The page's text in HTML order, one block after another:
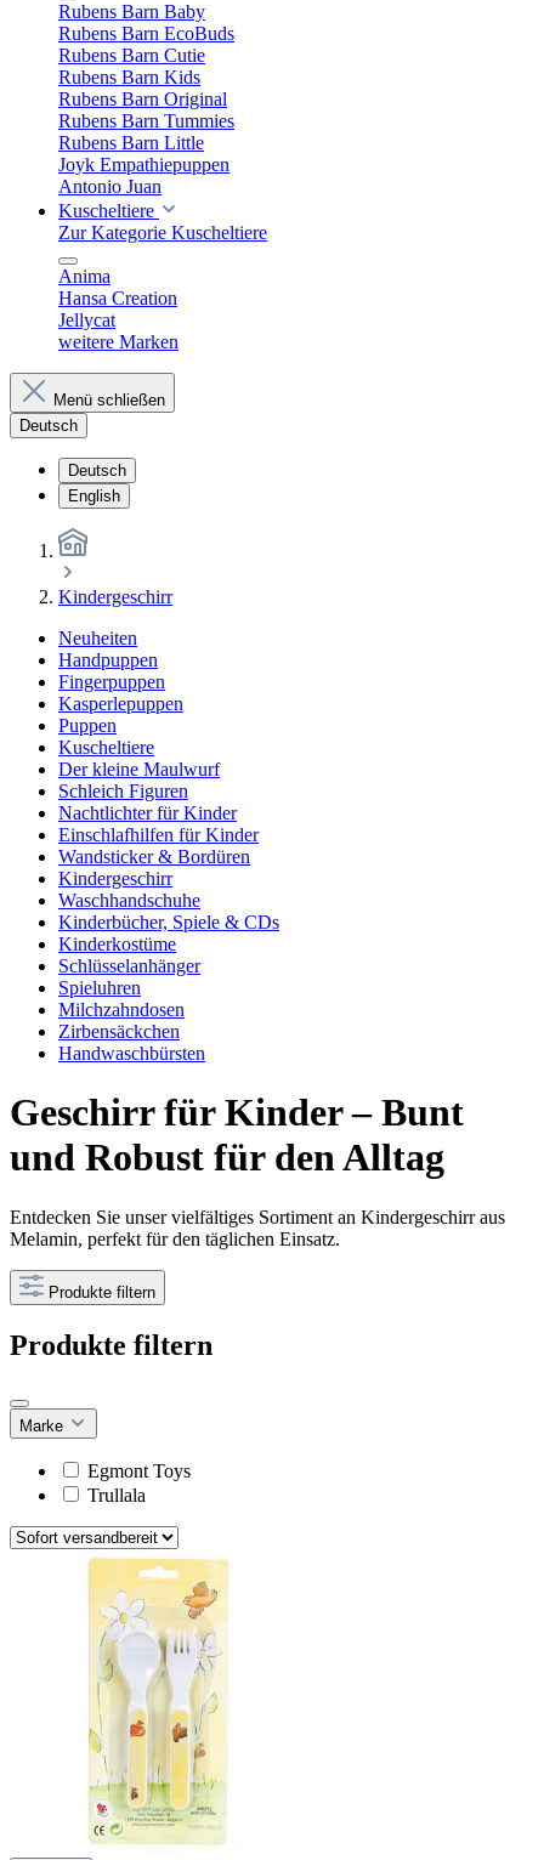
Rubens Barn Baby
Rubens Barn EcoBuds
Rubens Barn Cutie
Rubens Barn Kids
Rubens Barn Original
Rubens Barn Tummies
Rubens Barn Little
Joyk Empathiepuppen
Antonio Juan
Kuscheltiere
Zur Kategorie Kuscheltiere
Anima
Hansa Creation
Jellycat
weitere Marken
Menü schließen
Deutsch
Deutsch
English
Kindergeschirr
Neuheiten
Handpuppen
Fingerpuppen
Kasperlepuppen
Puppen
Kuscheltiere
Der kleine Maulwurf
Schleich Figuren
Nachtlichter für Kinder
Einschlafhilfen für Kinder
Wandsticker & Bordüren
Kindergeschirr
Waschhandschuhe
Kinderbücher, Spiele & CDs
Kinderkostüme
Schlüsselanhänger
Spieluhren
Milchzahndosen
Zirbensäckchen
Handwaschbürsten
Geschirr für Kinder – Bunt
und Robust für den Alltag
Entdecken Sie unser vielfältiges Sortiment an Kindergeschirr aus
Melamin, perfekt für den täglichen Einsatz.
Produkte filtern
Produkte filtern
Marke
Egmont Toys
Trullala